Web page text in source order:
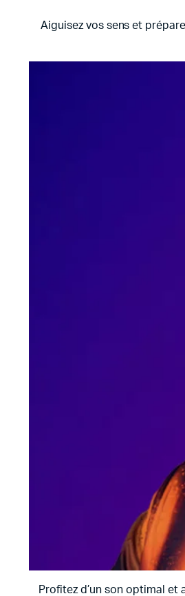
Aiguisez vos sens et
Profitez d’un son optimal et